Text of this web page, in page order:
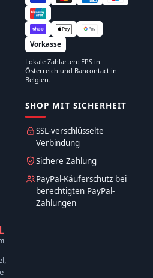
Vorkasse
Lokale Zahlarten: EPS in
Österreich und Bancontact in
Belgien.
SHOP MIT SICHERHEIT
SSL-verschlüsselte
Verbindung
Sichere Zahlung
PayPal-Käuferschutz bei
berechtigten PayPal-
Zahlungen